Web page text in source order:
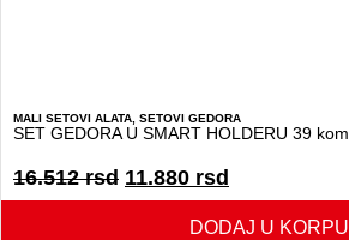
MALI SETOVI ALATA SETOVI GEDORA
SET GEDORA U SMART HOLDERU 39 kom
16.512rsd 11.880 rsd
DODAJ U KORPU